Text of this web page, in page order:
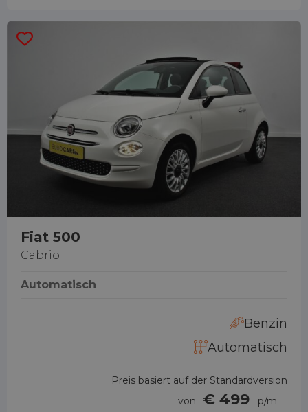
Fiat 500
Cabrio
Automatisch
Benzin
Automatisch
Preis basiert auf der Standardversion
von
€ 499
p/m